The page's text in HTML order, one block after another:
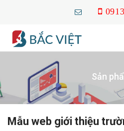
Sản
Mẫu web giới thiệu